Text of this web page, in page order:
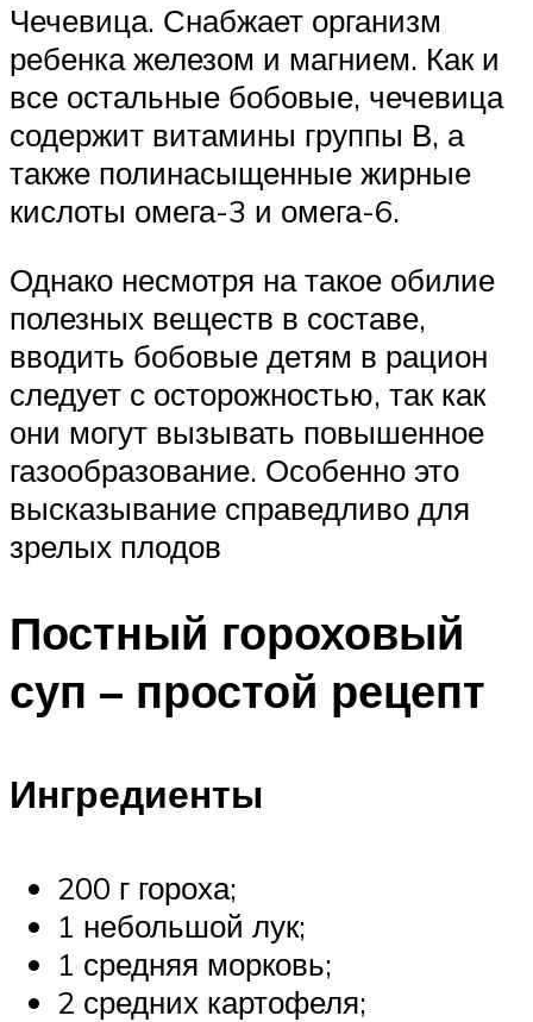
Чечевица. Снабжает организм
ребенка железом и магнием. Как и
все остальные бобовые, чечевица
содержит витамины группы В, а
также полинасыщенные жирные
кислоты омега-3 и омега-6.
Однако несмотря на такое обилие
полезных веществ в составе,
вводить бобовые детям в рацион
следует с осторожностью, так как
они могут вызывать повышенное
газообразование. Особенно это
высказывание справедливо для
зрелых плодов
Постный гороховый
суп – простой рецепт
Ингредиенты
200 г гороха;
1 небольшой лук;
1 средняя морковь;
2 средних картофеля;